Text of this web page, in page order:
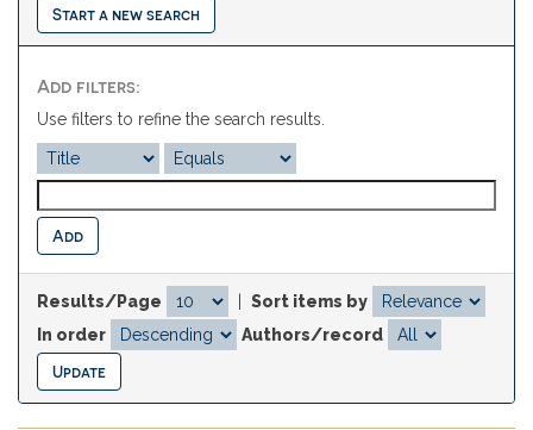
Start a new search
Add filters:
Use filters to refine the search results.
Results/Page
Sort items by
In order
Authors/record